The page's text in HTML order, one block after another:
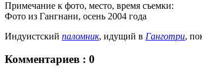
Примечание к фото, место, время съемки:
Фото из Гангнани, осень 2004 года
Индуистский паломник, идущий в Ганготри,
Комментариев : 0